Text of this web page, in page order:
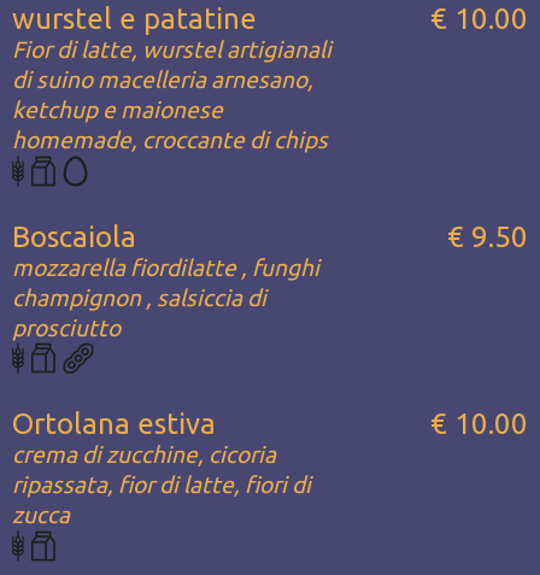
wurstel e patatine
Fior di latte, wurstel artigianali
di suino macelleria arnesano,
ketchup e maionese
homemade, croccante di chips
€ 10.00
Boscaiola
mozzarella fiordilatte , funghi
champignon , salsiccia di
prosciutto
€ 9.50
Ortolana estiva
crema di zucchine, cicoria
ripassata, fior di latte, fiori di
zucca
€ 10.00